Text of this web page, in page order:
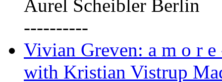
Aurel Scheibler Berlin
----------
Vivian Greven: a m o r
with Kristian Vistrup